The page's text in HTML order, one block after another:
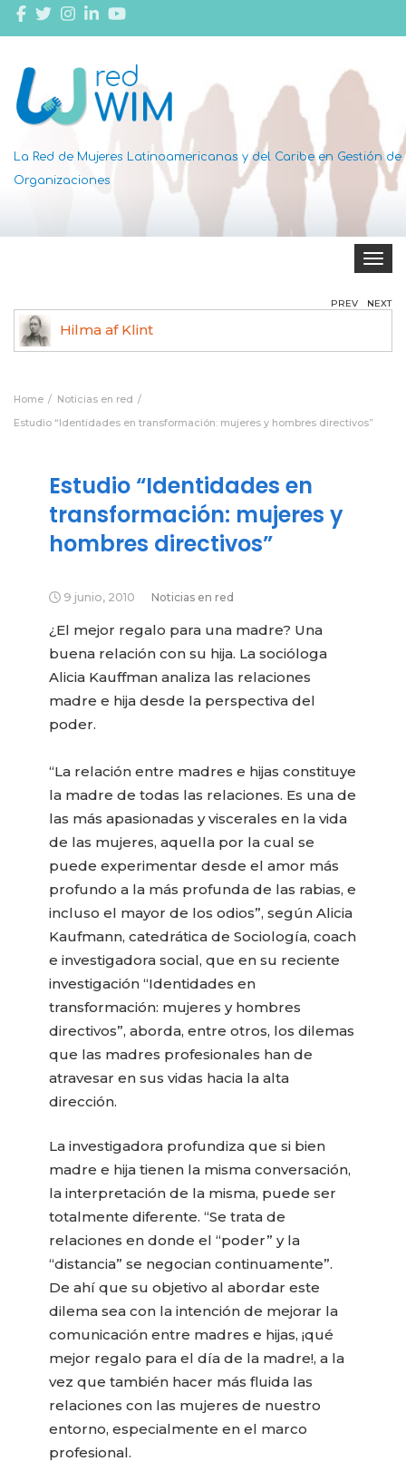
La Red de Mujeres Latinoamericanas y del Caribe en Gestión de
Organizaciones
Toggle
Hilma af Klint
PREV NEXT
Home
Noticias en red
Estudio “Identidades en transformación: mujeres y hombres directivos”
Estudio “Identidades en
transformación: mujeres y
hombres directivos”
9 junio, 2010 Noticias en red
¿El mejor regalo para una madre? Una
buena relación con su hija. La socióloga
Alicia Kauffman analiza las relaciones
madre e hija desde la perspectiva del
poder.
“La relación entre madres e hijas constituye
la madre de todas las relaciones. Es una de
las más apasionadas y viscerales en la vida
de las mujeres, aquella por la cual se
puede experimentar desde el amor más
profundo a la más profunda de las rabias, e
incluso el mayor de los odios”, según Alicia
Kaufmann, catedrática de Sociología, coach
e investigadora social, que en su reciente
investigación “Identidades en
transformación: mujeres y hombres
directivos”, aborda, entre otros, los dilemas
que las madres profesionales han de
atravesar en sus vidas hacia la alta
dirección.
La investigadora profundiza que si bien
madre e hija tienen la misma conversación,
la interpretación de la misma, puede ser
totalmente diferente. “Se trata de
relaciones en donde el “poder” y la
“distancia” se negocian continuamente”.
De ahí que su objetivo al abordar este
dilema sea con la intención de mejorar la
comunicación entre madres e hijas, ¡qué
mejor regalo para el día de la madre!, a la
vez que también hacer más fluida las
relaciones con las mujeres de nuestro
entorno, especialmente en el marco
profesional.